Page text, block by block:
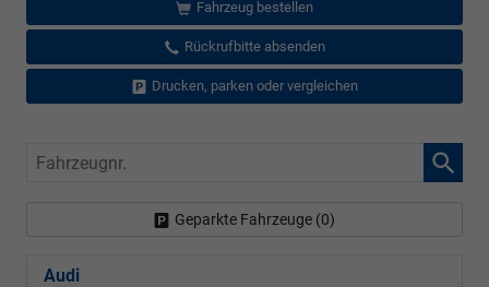
Fahrzeug bestellen
Rückrufbitte absenden
Drucken, parken oder vergleichen
Fahrzeugnr.
Geparkte Fahrzeuge (0)
Audi